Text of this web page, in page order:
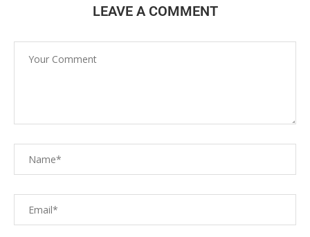
LEAVE A COMMENT